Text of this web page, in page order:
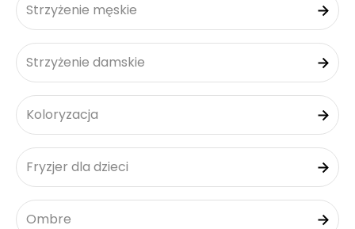
Strzyżenie męskie
Strzyżenie damskie
Koloryzacja
Fryzjer dla dzieci
Ombre